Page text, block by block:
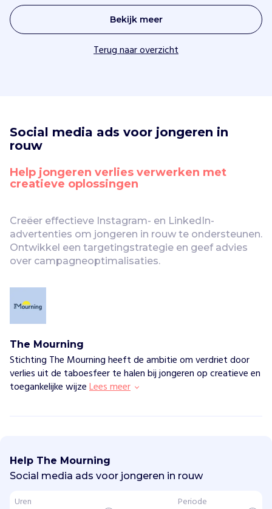
Bekijk meer
Terug naar overzicht
Social media ads voor jongeren in
rouw
Help jongeren verlies verwerken met
creatieve oplossingen
Creëer effectieve Instagram- en LinkedIn-
advertenties om jongeren in rouw te ondersteunen.
Ontwikkel een targetingstrategie en geef advies
over campagneoptimalisaties.
The Mourning
Stichting The Mourning heeft de ambitie om verdriet door
verlies uit de taboesfeer te halen bij jongeren op creatieve en
toegankelijke wijzeLees meer
M
o
u
n
Help The Mourning
Social media ads voor jongeren in rouw
Uren Periode